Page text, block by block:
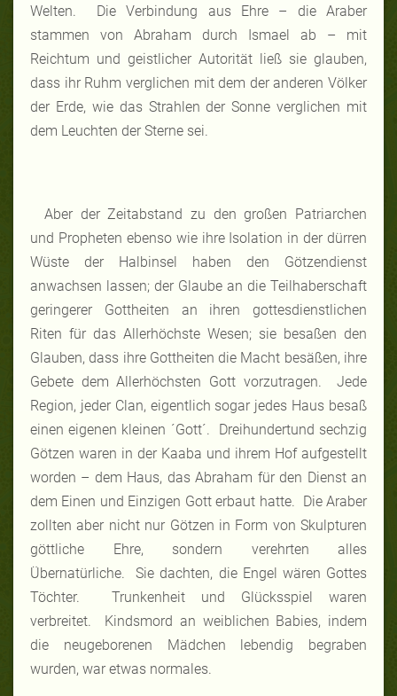
Welten. Die Verbindung aus Ehre – die Araber
stammen von Abraham durch Ismael ab – mit
Reichtum und geistlicher Autorität ließ sie glauben,
dass ihr Ruhm verglichen mit dem der anderen Völker
der Erde, wie das Strahlen der Sonne verglichen mit
dem Leuchten der Sterne sei.
Aber der Zeitabstand zu den großen Patriarchen
und Propheten ebenso wie ihre Isolation in der dürren
Wüste der Halbinsel haben den Götzendienst
anwachsen lassen; der Glaube an die Teilhaberschaft
geringerer Gottheiten an ihren gottesdienstlichen
Riten für das Allerhöchste Wesen; sie besaßen den
Glauben, dass ihre Gottheiten die Macht besäßen, ihre
Gebete dem Allerhöchsten Gott vorzutragen. Jede
Region, jeder Clan, eigentlich sogar jedes Haus besaß
einen eigenen kleinen ´Gott´. Dreihundertund sechzig
Götzen waren in der Kaaba und ihrem Hof aufgestellt
worden – dem Haus, das Abraham für den Dienst an
dem Einen und Einzigen Gott erbaut hatte. Die Araber
zollten aber nicht nur Götzen in Form von Skulpturen
göttliche Ehre, sondern verehrten alles
Übernatürliche. Sie dachten, die Engel wären Gottes
Töchter. Trunkenheit und Glücksspiel waren
verbreitet. Kindsmord an weiblichen Babies, indem
die neugeborenen Mädchen lebendig begraben
wurden, war etwas normales.